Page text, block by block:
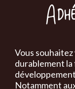
Vous
durablement
Notamment